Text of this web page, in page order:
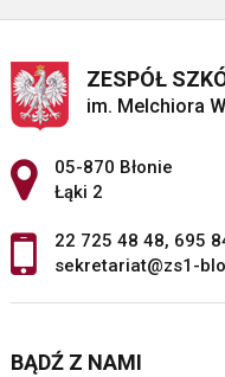
ZESPÓŁ
im. Melchiora
Adres pocztowy:
05-870 Błonie
Łąki 2
22 725 48 48, 695
sekretariat@zs1-
BĄDŹ Z NAMI